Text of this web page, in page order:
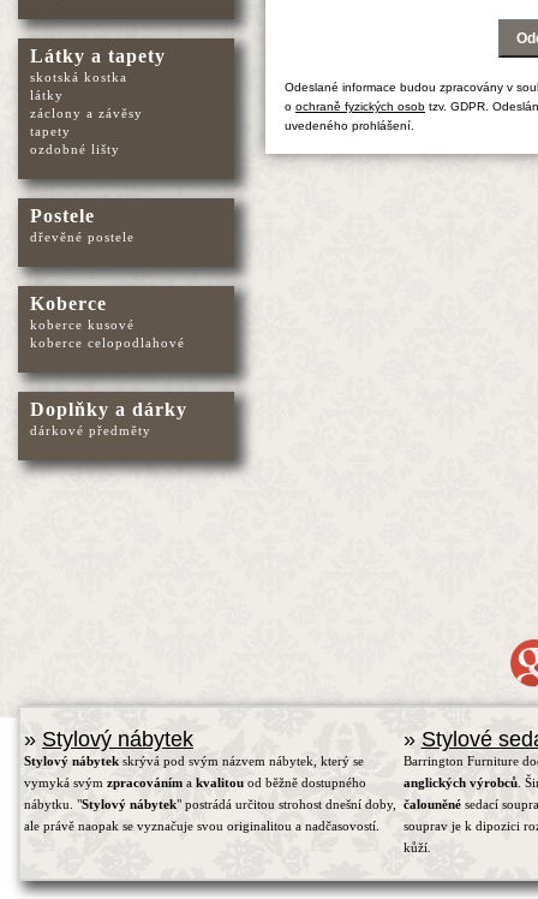
Odeslané informace budou zpracovány v
o ochraně fyzických osobtzv. GDPR.
uvedeného prohlášení.
Látky a tapety
skotská kostka
látky
záclony a závěsy
tapety
ozdobné lišty
Postele
dřevěné postele
Koberce
koberce kusové
koberce celopodlahové
Doplňky a dárky
dárkové předměty
» Stylový nábytek
Stylový nábytek skrývá pod svým názvem nábytek, který se
vymyká svým zpracováním a kvalitou od běžně dostupného
nábytku. "Stylový nábytek" postrádá určitou strohost dnešní doby,
ale právě naopak se vyznačuje svou originalitou a nadčasovostí.
» Stylové
Barrington Furniture
anglických výrobců.
čalouněnésedací
souprav je k dipozici
kůží.